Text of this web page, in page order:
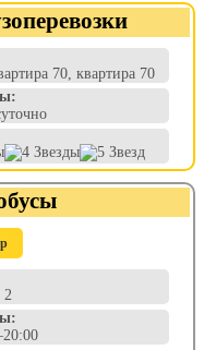
70, квартира 70
2